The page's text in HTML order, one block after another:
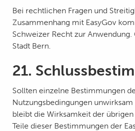
Bei rechtlichen Fragen und
Zusammenhang mit EasyGov
Schweizer Recht zur Anwendung.
Stadt Bern.
21.
Sollten einzelne Bestimmungen
Nutzungsbedingungen
bleibt die Wirksamkeit der
Teile dieser Bestimmungen der